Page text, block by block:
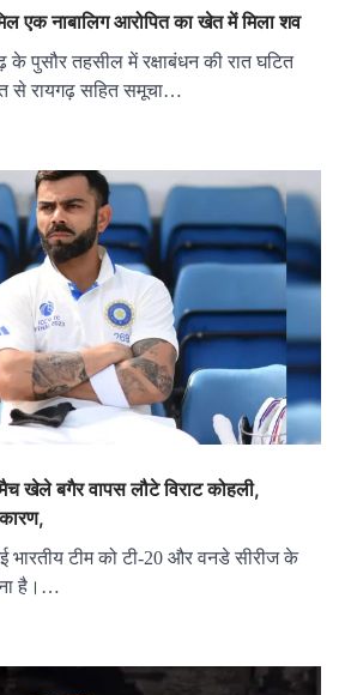
एक नाबालिग आरोपि‍त का खेत में मिला शव
पुसौर तहसील में रक्षाबंधन की रात घटित
से रायगढ़ सहित समूचा…
खेले बगैर वापस लौटे विराट कोहली,
भारतीय टीम को टी-20 और वनडे सीरीज के
है।…